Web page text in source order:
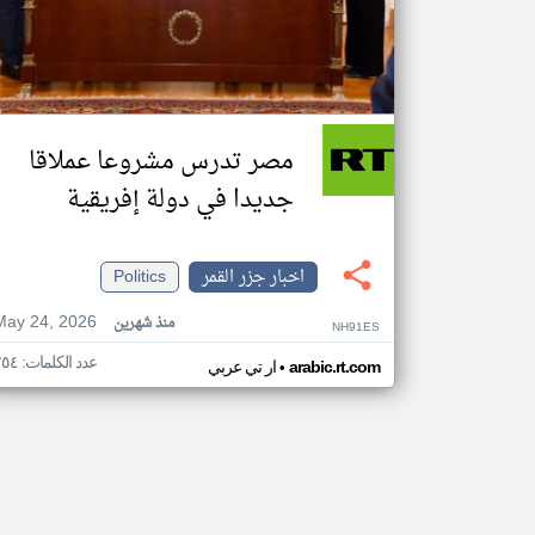
مصر تدرس مشروعا عملاقا
جديدا في دولة إفريقية
اخبار جزر القمر
Politics
24, 2026
منذ شهرين NH91ES
ار تي عربي• arabic.rt.com عدد الكلمات: ٢٥٤